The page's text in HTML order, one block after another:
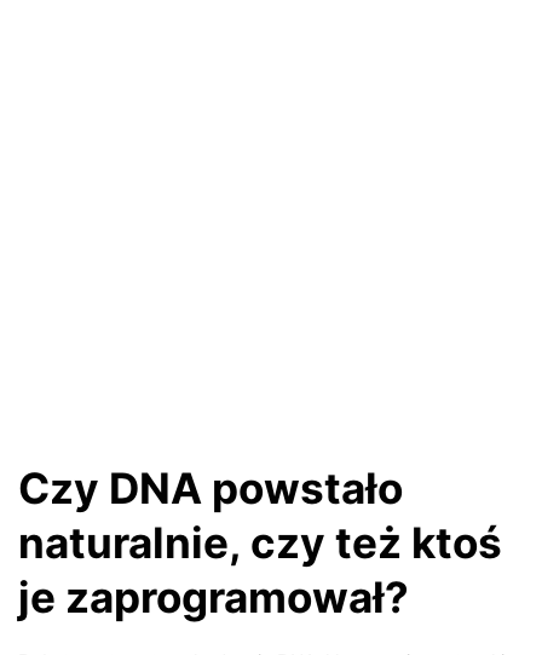
Czy DNA powstało
naturalnie, czy też ktoś
je zaprogramował?